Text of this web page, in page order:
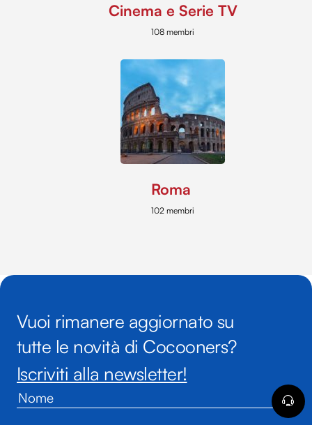
Cinema e Serie TV
108 membri
Roma
102 membri
Vuoi rimanere aggiornato su
tutte le novità di Cocooners?
Iscriviti alla newsletter!